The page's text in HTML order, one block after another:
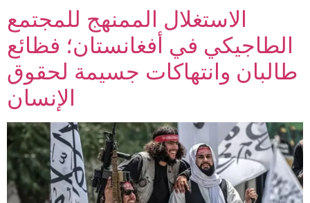
الاستغلال الممنهج للمجتمع
الطاجيكي في أفغانستان؛ فظائع
طالبان وانتهاكات جسيمة لحقوق
الإنسان